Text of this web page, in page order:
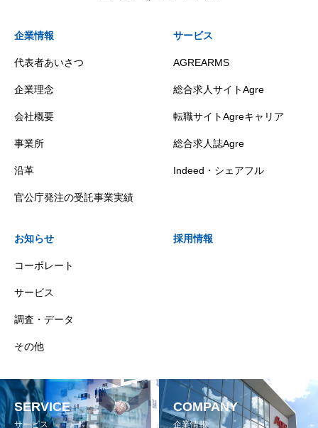
企業情報
代表者あいさつ
企業理念
会社概要
事業所
沿革
官公庁発注の受託事業実績
サービス
AGREARMS
総合求人サイトAgre
転職サイトAgreキャリア
総合求人誌Agre
Indeed・シェアフル
お知らせ
コーポレート
サービス
調査・データ
その他
採用情報
SERVICE
サービス
COMPANY
企業情報